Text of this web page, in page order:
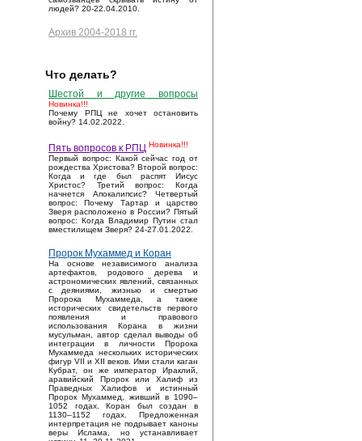
людей? 20-22.04.2010.
Архив 2004-2018 гг.
Что делать?
Шестой и другие вопросы
Новинка!!!
Почему РПЦ не хочет остановить
войну? 14.02.2022.
Пять вопросов к РПЦ Новинка!!!
Первый вопрос: Какой сейчас год от
рождества Христова? Второй вопрос:
Когда и где был распят Иисус
Христос? Третий вопрос: Когда
начнется Апокалипсис? Четвертый
вопрос: Почему Тартар и царство
Зверя расположено в России? Пятый
вопрос: Когда Владимир Путин стал
вместилищем Зверя? 24-27.01.2022.
Пророк Мухаммед и Коран
На основе независимого анализа
артефактов, родового дерева и
астрономических явлений, связанных
с деяниями, жизнью и смертью
Пророка Мухаммеда, а также
исторических свидетельств первого
появления и правового
использования Корана в жизни
мусульман, автор сделал выводы об
интеграции в личности Пророка
Мухаммеда нескольких исторических
фигур VII и XII веков. Ими стали каган
Кубрат, он же император Ираклий,
аравийский Пророк или Халиф из
Праведных Халифов и истинный
Пророк Мухаммед, живший в 1090–
1052 годах. Коран был создан в
1130–1152 годах. Предложенная
интерпретация не подрывает каноны
веры Ислама, но устанавливает